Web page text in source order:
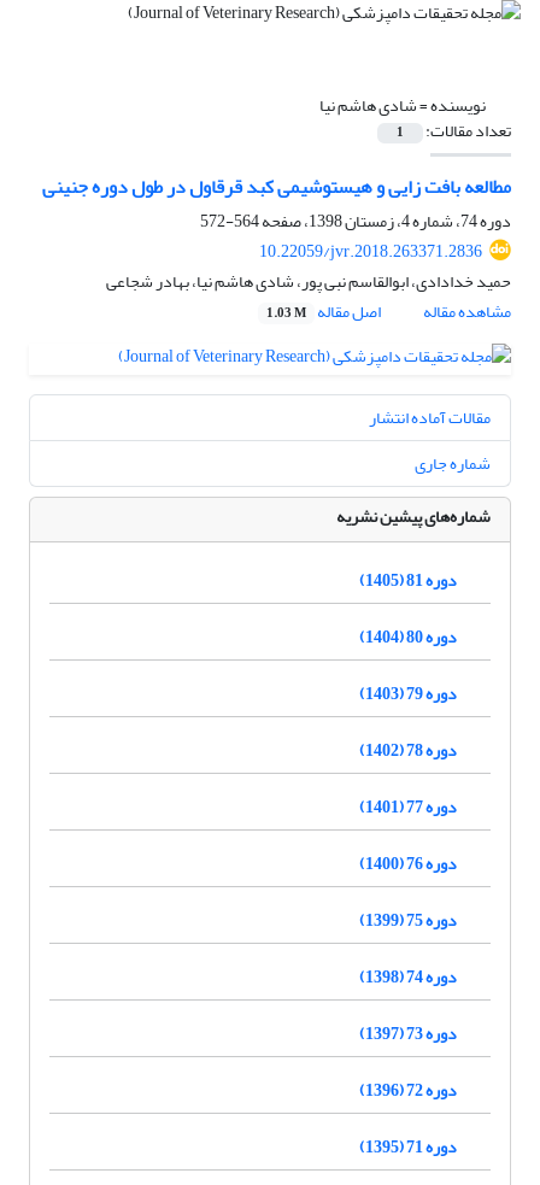
نویسنده =شادی هاشم نیا
تعداد مقالات: 1
مطالعه بافت زایی و هیستوشیمی کبد قرقاول در طول دوره جنینی
دوره 74، شماره 4، زمستان 1398، صفحه
564-572
10.22059/jvr.2018.263371.2836
حمید خدادادی، ابوالقاسم نبی پور، شادی هاشم نیا، بهادر شجاعی
مشاهده مقاله
اصل مقاله 1.03 M
مقالات آماده انتشار
شماره جاری
شماره‌های پیشین نشریه
دوره 81 (1405)
دوره 80 (1404)
دوره 79 (1403)
دوره 78 (1402)
دوره 77 (1401)
دوره 76 (1400)
دوره 75 (1399)
دوره 74 (1398)
دوره 73 (1397)
دوره 72 (1396)
دوره 71 (1395)